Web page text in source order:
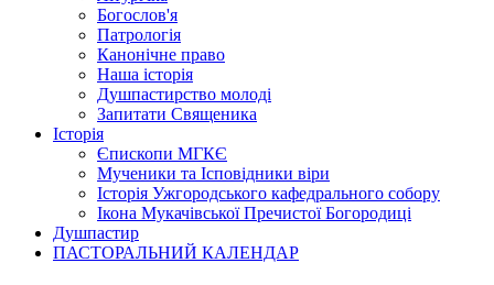
Богослов'я
Патрологія
Канонічне право
Наша історія
Душпастирство молоді
Запитати Священика
Історія
Єпископи МГКЄ
Мученики та Ісповідники віри
Історія Ужгородського кафедрального собору
Ікона Мукачівської Пречистої Богородиці
Душпастир
ПАСТОРАЛЬНИЙ КАЛЕНДАР